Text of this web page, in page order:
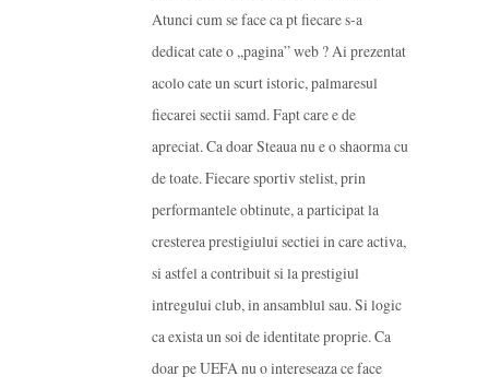
Atunci cum se face ca pt fiecare s-a
dedicat cate o ,,pagina” web ? Ai prezentat
acolo cate un scurt istoric, palmaresul
fiecarei sectii samd. Fapt care e de
apreciat. Ca doar Steaua nu e o shaorma cu
de toate. Fiecare sportiv stelist, prin
performantele obtinute, a participat la
cresterea prestigiului sectiei in care activa,
si astfel a contribuit si la prestigiul
intregului club, in ansamblul sau. Si logic
ca exista un soi de identitate proprie. Ca
doar pe UEFA nu o intereseaza ce face